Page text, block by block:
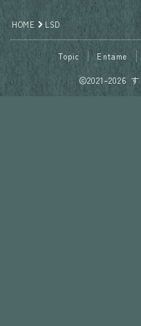
HOME LSD
Topic Entame
2021–2026